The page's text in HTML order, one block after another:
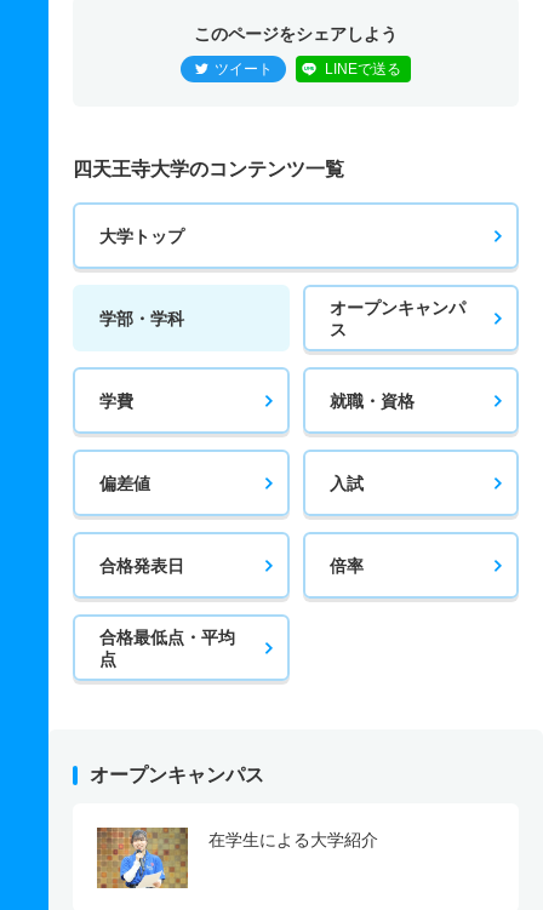
このページをシェアしよう
ツイート LINEで送る
四天王寺大学のコンテンツ一覧
大学トップ
学部・学科
オープンキャンパ
ス
学費 就職・資格
偏差値 入試
合格発表日 倍率
合格最低点・平均
点
オープンキャンパス
在学生による大学紹介